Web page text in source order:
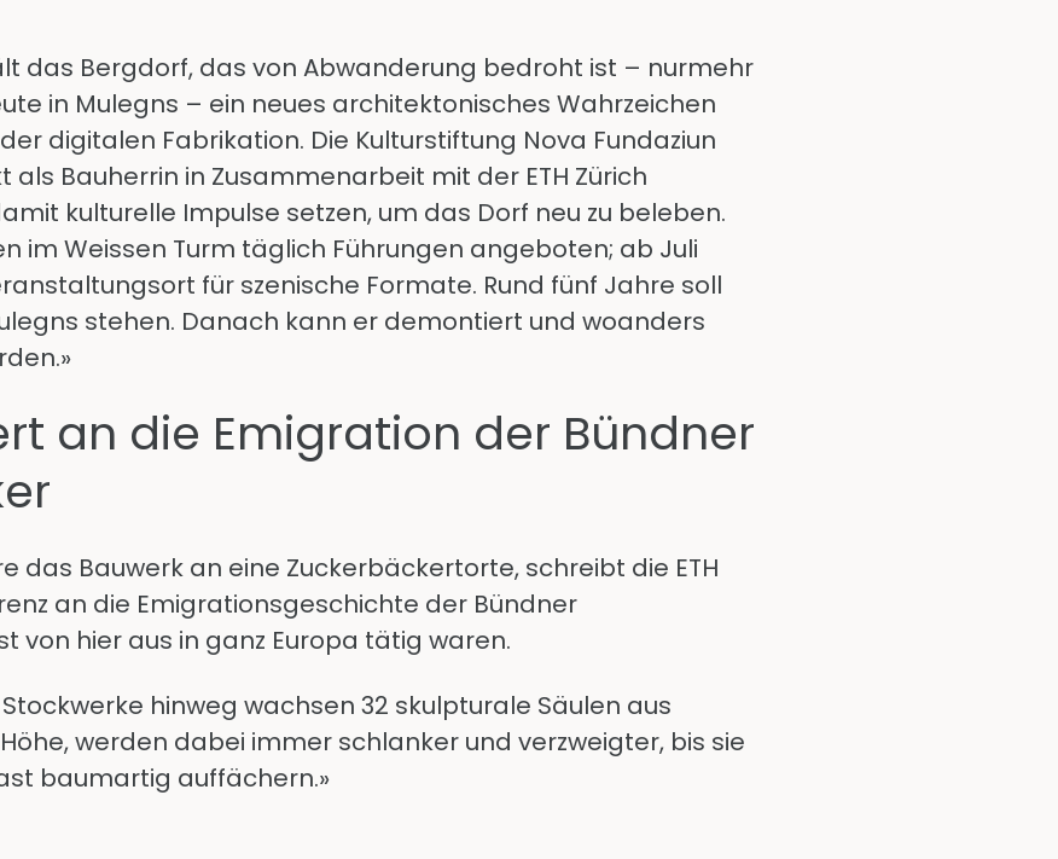
das Bergdorf, das von Abwanderung bedroht ist – nurmehr
in Mulegns – ein neues architektonisches Wahrzeichen
digitalen Fabrikation. Die Kulturstiftung Nova Fundaziun
als Bauherrin in Zusammenarbeit mit der ETH Zürich
kulturelle Impulse setzen, um das Dorf neu zu beleben.
im Weissen Turm täglich Führungen angeboten; ab Juli
für szenische Formate. Rund fünf Jahre soll
stehen. Danach kann er demontiert und woanders
an die Emigration der Bündner
das Bauwerk an eine Zuckerbäckertorte, schreibt die ETH
an die Emigrationsgeschichte der Bündner
von hier aus in ganz Europa tätig waren.
hinweg wachsen 32 skulpturale Säulen aus
werden dabei immer schlanker und verzweigter, bis sie
baumartig auffächern.»